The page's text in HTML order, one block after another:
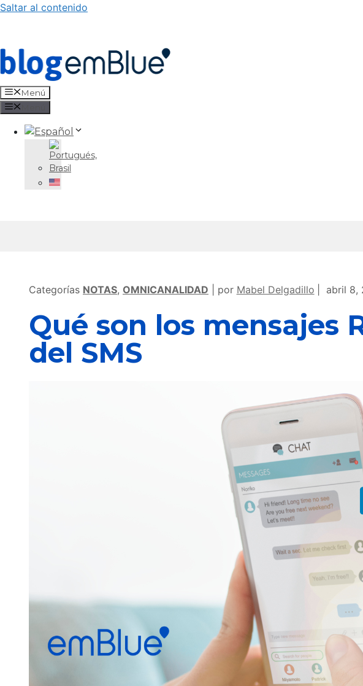
Saltar al contenido
Menú
Categorías NOTAS, OMNICANALIDAD por Mabel Delgadillo abril 8,
Qué son los mensajes
del SMS